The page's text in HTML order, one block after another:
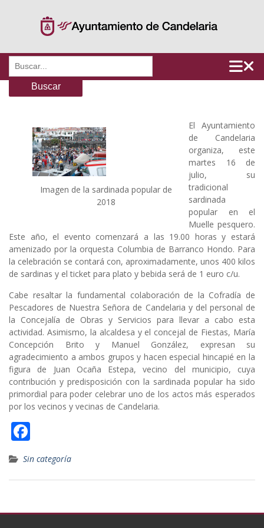
Buscar:
Imagen de la sardinada popular de
2018
El Ayuntamiento
de Candelaria
organiza, este
martes 16 de
julio, su
tradicional
sardinada
popular en el
Muelle pesquero.
Este año, el evento comenzará a las 19.00 horas y estará
amenizado por la orquesta Columbia de Barranco Hondo. Para
la celebración se contará con, aproximadamente, unos 400 kilos
de sardinas y el ticket para plato y bebida será de 1 euro c/u.
Cabe resaltar la fundamental colaboración de la Cofradía de
Pescadores de Nuestra Señora de Candelaria y del personal de
la Concejalía de Obras y Servicios para llevar a cabo esta
actividad. Asimismo, la alcaldesa y el concejal de Fiestas, María
Concepción Brito y Manuel González, expresan su
agradecimiento a ambos grupos y hacen especial hincapié en la
figura de Juan Ocaña Estepa, vecino del municipio, cuya
contribución y predisposición con la sardinada popular ha sido
primordial para poder celebrar uno de los actos más esperados
por los vecinos y vecinas de Candelaria.
ac
e
b
o
Sin categoría